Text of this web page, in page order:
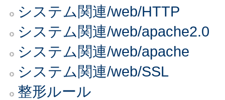
システム関連/web/HTTP
システム関連/web/apache2.0
システム関連/web/apache
システム関連/web/SSL
整形ルール